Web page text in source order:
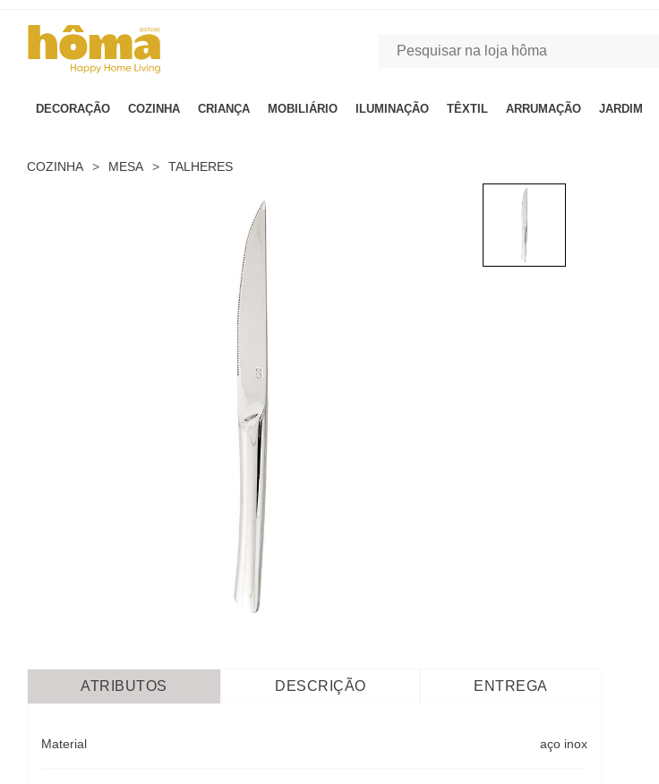
DECORAÇÃO COZINHA CRIANÇA MOBILIÁRIO ILUMINAÇÃO TÊXTIL ARRUMAÇÃO JARDIM
COZINHA > MESA > TALHERES
ATRIBUTOS DESCRIÇÃO ENTREGA
Material aço inox